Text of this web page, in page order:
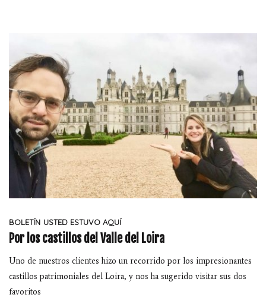
BOLETÍN USTED ESTUVO AQUÍ
Por los castillos del Valle del Loira
Uno de nuestros clientes hizo un recorrido por los impresionantes
castillos patrimoniales del Loira, y nos ha sugerido visitar sus dos
favoritos